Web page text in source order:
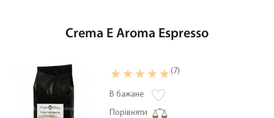
Crema E Aroma Espresso
(7)
В бажане
Порівняти